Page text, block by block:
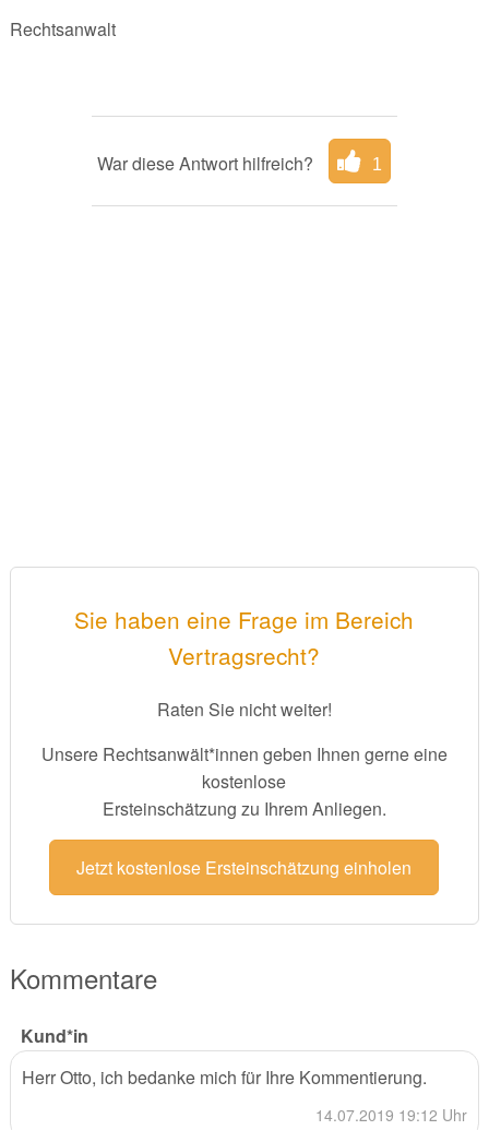
Rechtsanwalt
War diese Antwort hilfreich? 1
Sie haben eine Frage im Bereich
Vertragsrecht?
Raten Sie nicht weiter!
Unsere Rechtsanwält*innen geben Ihnen gerne eine
kostenlose
Ersteinschätzung zu Ihrem Anliegen.
Jetzt kostenlose Ersteinschätzung einholen
Kommentare
Kund*in
Herr Otto, ich bedanke mich für Ihre Kommentierung.
14.07.2019 19:12 Uhr